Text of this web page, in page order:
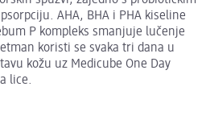
AHA, BHA i PHA kiseline
P kompleks smanjuje lučenje
koristi se svaka tri dana u
kožu uz Medicube One Day
lice.